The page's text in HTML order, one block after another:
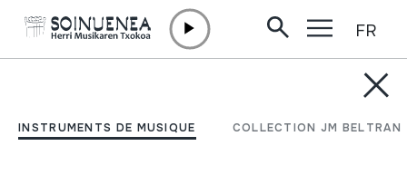
INSTRUMENTS DE MUSIQUE COLLECTION JM BELTRAN
FR
Concert du duo Harribitxi